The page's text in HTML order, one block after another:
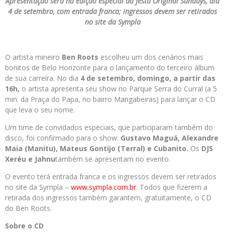
4 de setembro, com entrada franca; ingressos devem ser retirados
no site da Sympla
O artista mineiro Ben Roots escolheu um dos cenários mais
bonitos de Belo Horizonte para o lançamento do terceiro álbum
de sua carreira. No dia 4 de setembro, domingo, a partir das
16h, o artista apresenta seu show no Parque Serra do Curral (a 5
min. da Praça do Papa, no bairro Mangabeiras) para lançar o CD
que leva o seu nome.
Um time de convidados especiais, que participaram também do
disco, foi confirmado para o show: Gustavo Maguá, Alexandre
Maia (Manitu), Mateus Gontijo (Terral) e Cubanito. Os DJS
Xeréu e Jahnutambém se apresentam no evento.
O evento terá entrada franca e os ingressos devem ser retirados
no site da Sympla – www.sympla.com.br. Todos que fizerem a
retirada dos ingressos também garantem, gratuitamente, o CD
do Ben Roots.
Sobre o CD